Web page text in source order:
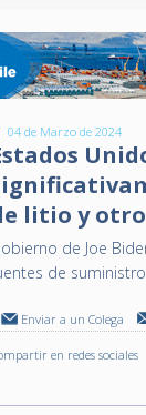
04 de Marzo de 2024
litio y
de Joe
de
Enviar a un Colega
en redes sociales